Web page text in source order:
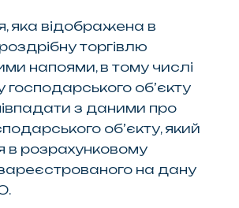
яка відображена в
роздрібну торгівлю
напоями, в тому числі
об’єкту
з даними про
об’єкту, який
в розрахунковому
на дану